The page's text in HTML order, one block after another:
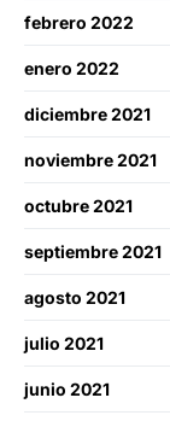
febrero 2022
enero 2022
diciembre 2021
noviembre 2021
octubre 2021
septiembre 2021
agosto 2021
julio 2021
junio 2021